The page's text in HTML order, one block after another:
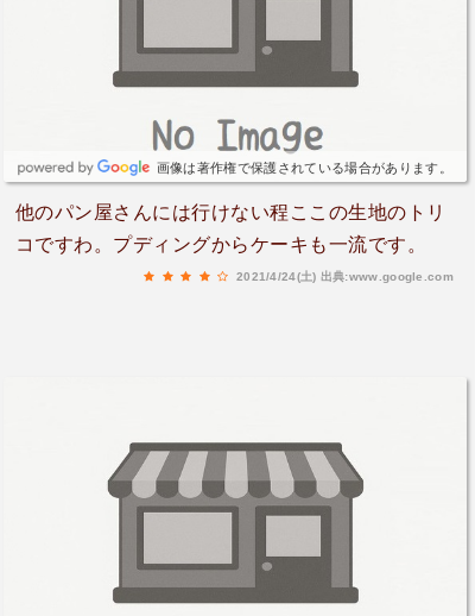
画像は著作権で保護されている場合があります。
他のパン屋さんには行けない程ここの生地のトリ
コですわ。プディングからケーキも一流です。
2021/4/24(土) 出典:www.google.com